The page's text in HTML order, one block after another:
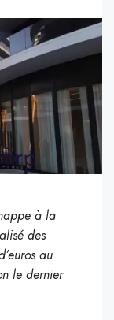
à la
des
au
le dernier